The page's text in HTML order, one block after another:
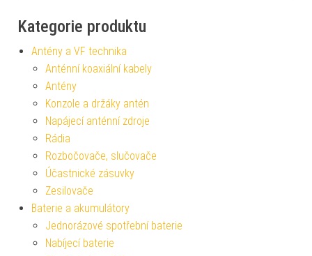
Kategorie produktu
Antény a VF technika
Anténní koaxiální kabely
Antény
Konzole a držáky antén
Napájecí anténní zdroje
Rádia
Rozbočovače, slučovače
Účastnické zásuvky
Zesilovače
Baterie a akumulátory
Jednorázové spotřební baterie
Nabíjecí baterie